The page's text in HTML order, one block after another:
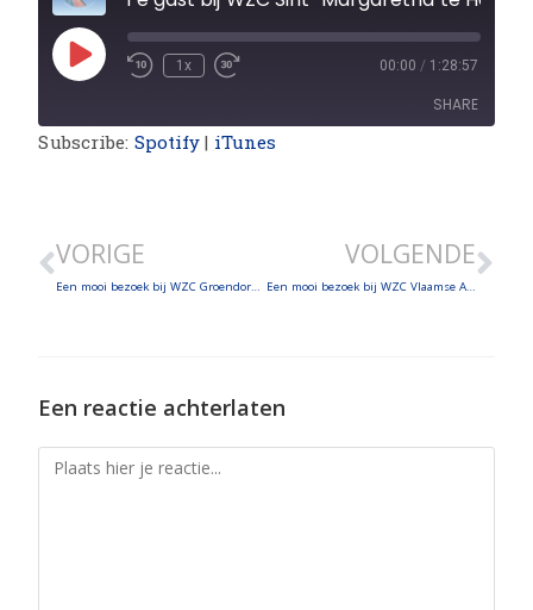
1x 00:00 / 1:28:57
SHARE
Subscribe: Spotify | iTunes
VORIGE VOLGENDE
Een mooi bezoek bij WZC Vlaamse Ardennen te Horebeke
Een reactie achterlaten